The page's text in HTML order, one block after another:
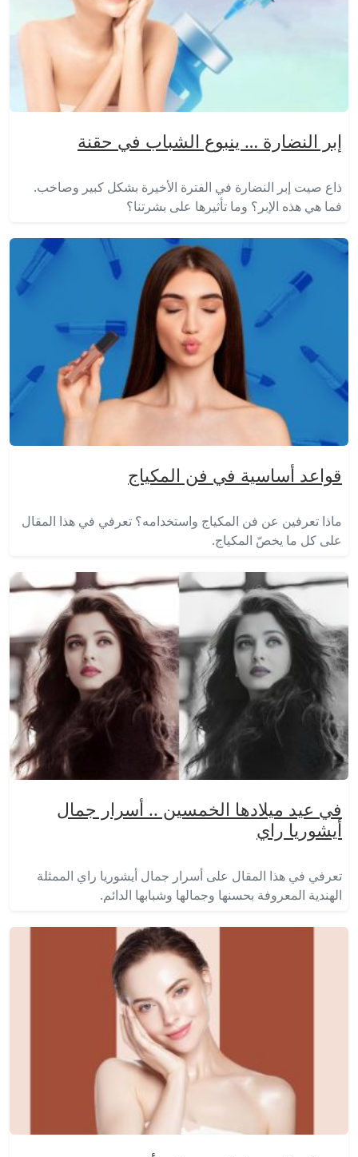
إبر النضارة … ينبوع الشباب في حقنة
ذاع صيت إبر النضارة في الفترة الأخيرة بشكل كبير وصاخب.
فما هي هذه الإبر؟ وما تأثيرها على بشرتنا؟
قواعد أساسية في فن المكياج
ماذا تعرفين عن فن المكياج واستخدامه؟ تعرفي في هذا المقال
على كل ما يخصّ المكياج.
في عيد ميلادها الخمسين .. أسرار جمال
أيشوريا راي
تعرفي في هذا المقال على أسرار جمال أيشوريا راي الممثلة
الهندية المعروفة بحسنها وجمالها وشبابها الدائم.